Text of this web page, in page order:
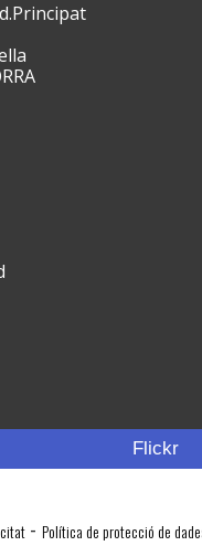
Flickr
- Política de protecció de